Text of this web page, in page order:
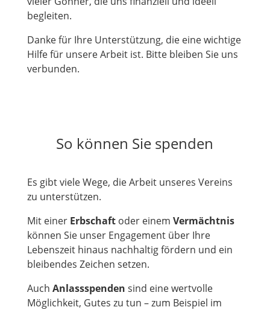
begleiten.
Danke für Ihre Unterstützung, die eine wichtige
Hilfe für unsere Arbeit ist. Bitte bleiben Sie uns
verbunden.
So können Sie spenden
Es gibt viele Wege, die Arbeit unseres Vereins
zu unterstützen.
Mit einer Erbschaftoder einem Vermächtnis
können Sie unser Engagement über Ihre
Lebenszeit hinaus nachhaltig fördern und ein
bleibendes Zeichen setzen.
Auch Anlassspenden sind eine wertvolle
Möglichkeit, Gutes zu tun – zum Beispiel im